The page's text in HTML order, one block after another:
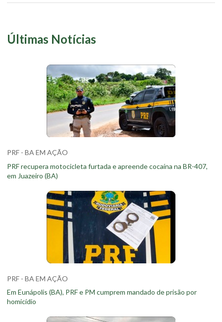
Últimas Notícias
PRF - BA EM AÇÃO
PRF recupera motocicleta furtada e apreende cocaína na BR-407,
em Juazeiro (BA)
PRF - BA EM AÇÃO
Em Eunápolis (BA), PRF e PM cumprem mandado de prisão por
homicídio